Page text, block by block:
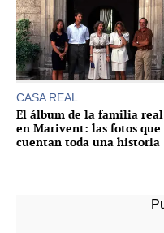
CASA REAL
El álbum de la familia real
en Marivent: las fotos que
cuentan toda una historia